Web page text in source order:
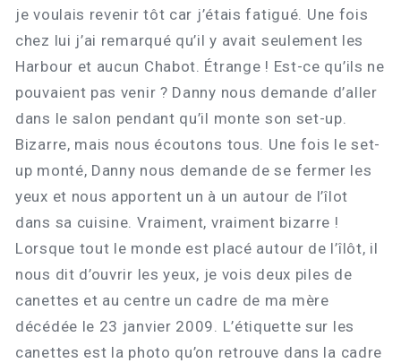
je voulais revenir tôt car j’étais fatigué. Une fois
chez lui j’ai remarqué qu’il y avait seulement les
Harbour et aucun Chabot. Étrange ! Est-ce qu’ils ne
pouvaient pas venir ? Danny nous demande d’aller
dans le salon pendant qu’il monte son set-up.
Bizarre, mais nous écoutons tous. Une fois le set-
up monté, Danny nous demande de se fermer les
yeux et nous apportent un à un autour de l’îlot
dans sa cuisine. Vraiment, vraiment bizarre !
Lorsque tout le monde est placé autour de l’îlôt, il
nous dit d’ouvrir les yeux, je vois deux piles de
canettes et au centre un cadre de ma mère
décédée le 23 janvier 2009. L’étiquette sur les
canettes est la photo qu’on retrouve dans la cadre